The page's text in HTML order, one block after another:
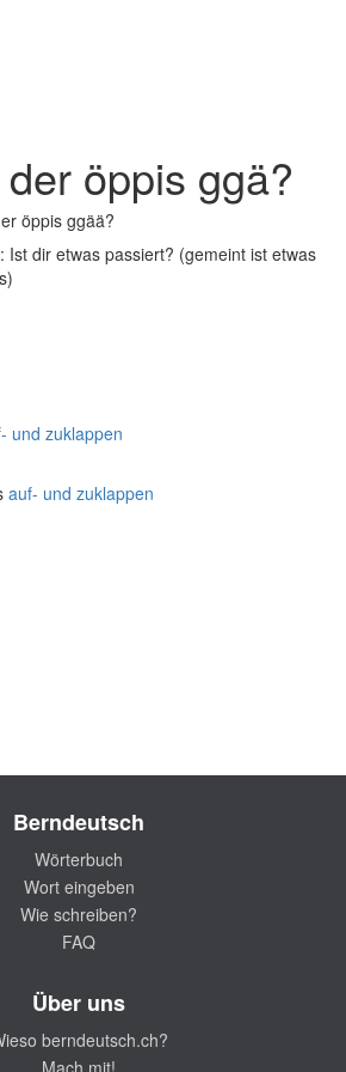
öppis ggä?
öppis ggää?
Ist dir etwas passiert? (gemeint ist etwas
und zuklappen
auf- und zuklappen
Berndeutsch
Wörterbuch
Wort eingeben
Wie schreiben?
FAQ
Über uns
berndeutsch.ch?
Mach mit!